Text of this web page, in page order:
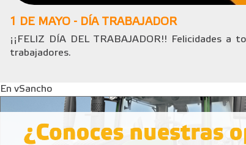
1 DE MAYO - DÍA TRABAJADOR
¡¡FELIZ DÍA DEL TRABAJADOR!! Felicidades
trabajadores.
En vSancho